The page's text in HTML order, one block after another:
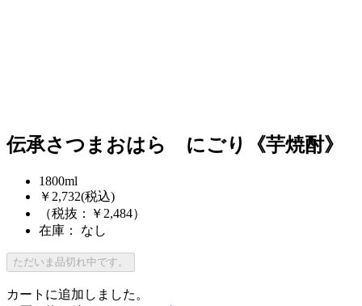
伝承さつまおはら にごり《芋焼酎》
1800ml
￥2,732(税込)
（税抜：￥2,484）
在庫： なし
ただいま品切れ中です。
カートに追加しました。